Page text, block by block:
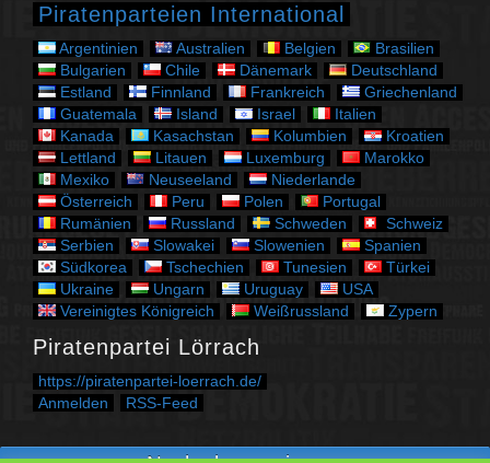
Piratenparteien International
Argentinien Australien Belgien
Brasilien
Bulgarien
Chile Dänemark
Deutschland
Estland
Finnland Frankreich
Griechenland
Guatemala
Island Israel
Italien
Kanada
Kasachstan Kolumbien
Kroatien
Lettland
Litauen Luxemburg
Marokko
Mexiko
Neuseeland
Niederlande
Österreich
Peru Polen
Portugal
Rumänien
Russland Schweden
Schweiz
Serbien
Slowakei Slowenien
Spanien
Südkorea
Tschechien Tunesien
Türkei
Ukraine
Ungarn Uruguay
USA
Vereinigtes Königreich
Weißrussland Zypern
Piratenpartei Lörrach
https://piratenpartei-loerrach.de/
Anmelden RSS-Feed